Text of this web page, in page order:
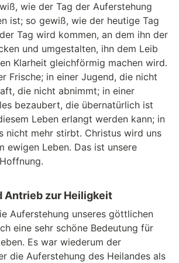
wie der Tag der Auferstehung
ist; so gewiß, wie der heutige Tag
Tag wird kommen, an dem ihn der
und umgestalten, ihn dem Leib
Klarheit gleichförmig machen wird.
Frische; in einer Jugend, die nicht
die nicht abnimmt; in einer
bezaubert, die übernatürlich ist
Leben erlangt werden kann; in
nicht mehr stirbt. Christus wird uns
ewigen Leben. Das ist unsere
Antrieb zur Heiligkeit
Auferstehung unseres göttlichen
eine sehr schöne Bedeutung für
Es war wiederum der
die Auferstehung des Heilandes als